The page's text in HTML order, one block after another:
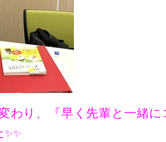
わり、『早く先輩と一緒
✨✨